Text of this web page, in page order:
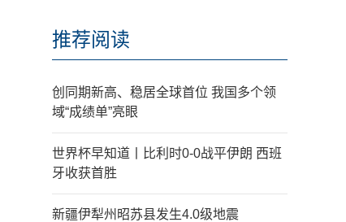
推荐阅读
创同期新高、稳居全球首位 我国多个领
域“成绩单”亮眼
世界杯早知道丨比利时0-0战平伊朗 西班
牙收获首胜
新疆伊犁州昭苏县发生4.0级地震